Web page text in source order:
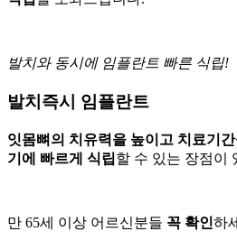
발치와 동시에 임플란트 빠른 식립!
발치즉시 임플란트
잇몸뼈의 치유력을 높이고 치료기
기에 빠르게 식립할 수 있는 장점이
만 65세 이상 어르신분들 꼭 확인하